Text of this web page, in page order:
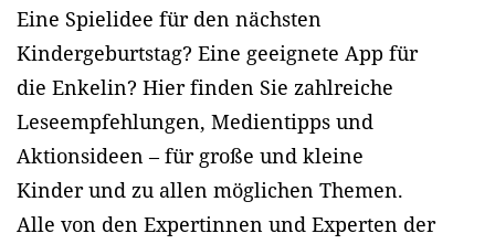
Eine Spielidee für den nächsten
Kindergeburtstag? Eine geeignete App für
die Enkelin? Hier finden Sie zahlreiche
Leseempfehlungen, Medientipps und
Aktionsideen – für große und kleine
Kinder und zu allen möglichen Themen.
Alle von den Expertinnen und Experten der